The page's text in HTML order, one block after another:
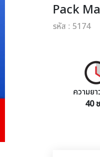
Pack
รหัส : 5174
ความย
40